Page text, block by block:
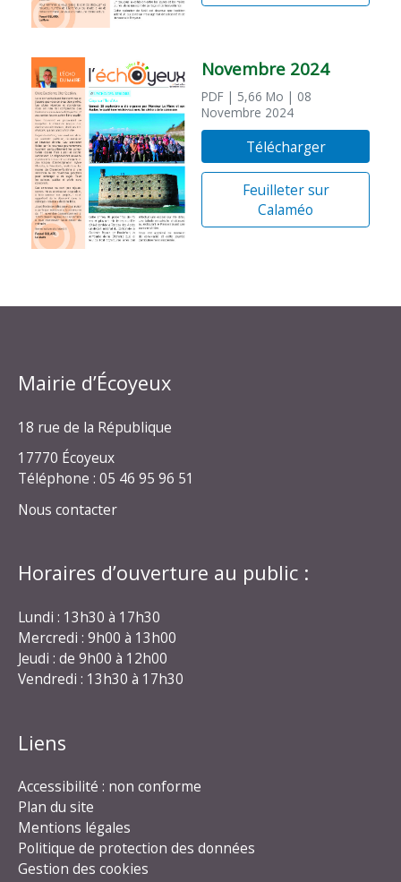
Novembre 2024
PDF | 5,66 Mo | 08
Novembre 2024
Télécharger
Feuilleter sur
Calaméo
Mairie d’Écoyeux
18 rue de la République
17770 Écoyeux
Téléphone : 05 46 95 96 51
Nous contacter
Horaires d’ouverture au public :
Lundi : 13h30 à 17h30
Mercredi : 9h00 à 13h00
Jeudi : de 9h00 à 12h00
Vendredi : 13h30 à 17h30
Liens
Accessibilité : non conforme
Plan du site
Mentions légales
Politique de protection des données
Gestion des cookies